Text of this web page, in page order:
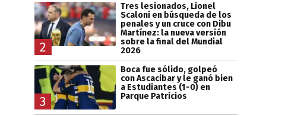
2
Tres lesionados, Lionel
Scaloni en búsqueda de los
penales y un cruce con Dibu
Martínez: la nueva versión
sobre la final del Mundial
2026
3
Boca fue sólido, golpeó
con Ascacibar y le ganó bien
a Estudiantes (1-0) en
Parque Patricios